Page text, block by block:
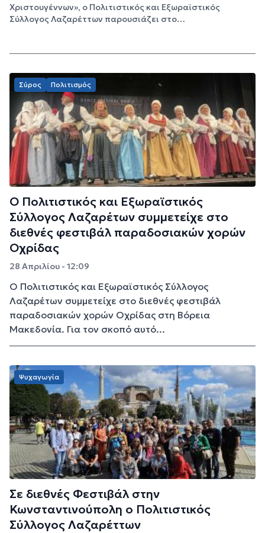
Χριστουγέννων», ο Πολιτιστικός και Εξωραϊστικός
Σύλλογος Λαζαρέττων παρουσιάζει στο…
Σύρος Πολιτισμός
Ο Πολιτιστικός και Εξωραϊστικός
Σύλλογος Λαζαρέτων συμμετείχε στο
διεθνές φεστιβάλ παραδοσιακών χορών
Οχρίδας
28 Απριλίου - 12:09
Ο Πολιτιστικός και Εξωραϊστικός Σύλλογος
Λαζαρέτων συμμετείχε στο διεθνές φεστιβάλ
παραδοσιακών χορών Οχρίδας στη Βόρεια
Μακεδονία. Για τον σκοπό αυτό...
Ψυχαγωγία
Σε διεθνές Φεστιβάλ στην
Κωνσταντινούπολη ο Πολιτιστικός
Σύλλογος Λαζαρέττων